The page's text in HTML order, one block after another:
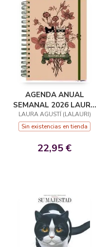
AGENDA ANUAL
SEMANAL 2026 LAURA
AGUSTI "GATOS"
LAURA AGUSTÍ (LALAURI)
Sin existencias en tienda
22,95 €